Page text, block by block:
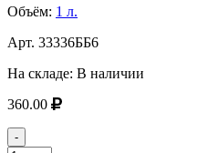
Объём: 1 л.
Арт. 33336ББ6
На складе: В наличии
360.00
-